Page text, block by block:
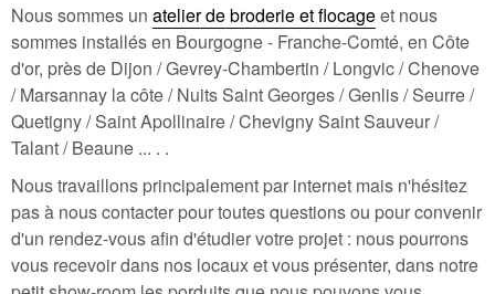
Nous sommes un atelier de broderie et flocageet nous
sommes installés en Bourgogne - Franche-Comté, en Côte
d'or, près de Dijon / Gevrey-Chambertin / Longvic / Chenove
/ Marsannay la côte / Nuits Saint Georges / Genlis / Seurre /
Quetigny / Saint Apollinaire / Chevigny Saint Sauveur /
Talant / Beaune ... . .
Nous travaillons principalement par internet mais n'hésitez
pas à nous contacter pour toutes questions ou pour convenir
d'un rendez-vous afin d'étudier votre projet : nous pourrons
vous recevoir dans nos locaux et vous présenter, dans notre